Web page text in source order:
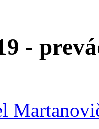
-